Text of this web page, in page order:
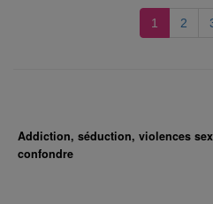
1 2
Addiction, séduction, violences
confondre